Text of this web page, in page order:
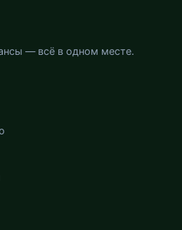
— всё в одном месте.